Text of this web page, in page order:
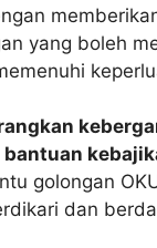
yang boleh
bantuan
golongan
dan